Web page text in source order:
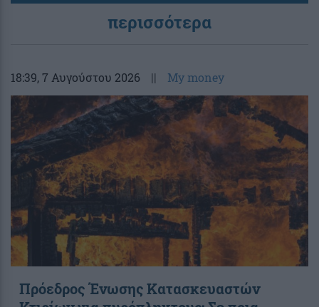
περισσότερα
18:39, 7 Αυγούστου 2026 || My money
Πρόεδρος Ένωσης Κατασκευαστών